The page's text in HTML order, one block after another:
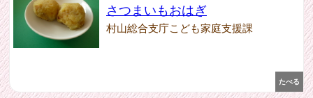
たべる
さつまいもおはぎ
村山総合支庁こども家庭支援課